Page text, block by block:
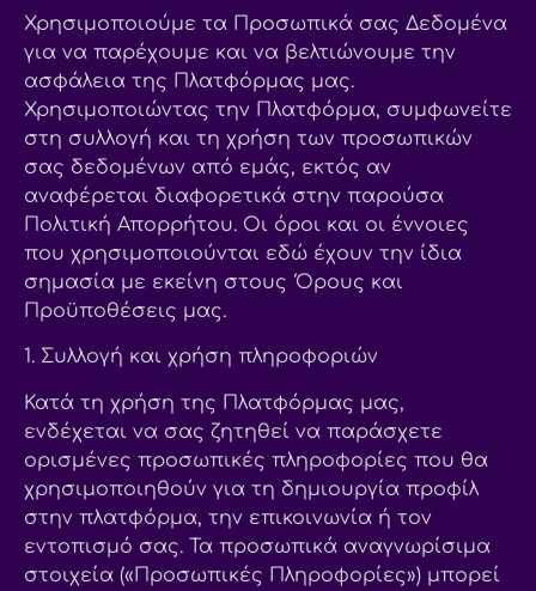
Χρησιμοποιούμε τα Προσωπικά σας Δεδομένα
για να παρέχουμε και να βελτιώνουμε την
ασφάλεια της Πλατφόρμας μας.
Χρησιμοποιώντας την Πλατφόρμα, συμφωνείτε
στη συλλογή και τη χρήση των προσωπικών
σας δεδομένων από εμάς, εκτός αν
αναφέρεται διαφορετικά στην παρούσα
Πολιτική Απορρήτου. Οι όροι και οι έννοιες
που χρησιμοποιούνται εδώ έχουν την ίδια
σημασία με εκείνη στους Όρους και
Προϋποθέσεις μας.
1. Συλλογή και χρήση πληροφοριών
Κατά τη χρήση της Πλατφόρμας μας,
ενδέχεται να σας ζητηθεί να παράσχετε
ορισμένες προσωπικές πληροφορίες που θα
χρησιμοποιηθούν για τη δημιουργία προφίλ
στην πλατφόρμα, την επικοινωνία ή τον
εντοπισμό σας. Τα προσωπικά αναγνωρίσιμα
στοιχεία («Προσωπικές Πληροφορίες») μπορεί